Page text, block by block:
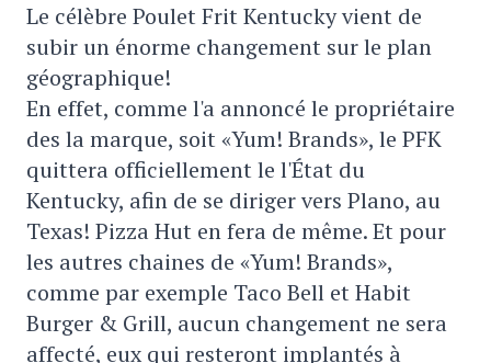
Le célèbre Poulet Frit Kentucky vient de
subir un énorme changement sur le plan
géographique!
En effet, comme l'a annoncé le propriétaire
des la marque, soit «Yum! Brands», le PFK
quittera officiellement le l'État du
Kentucky, afin de se diriger vers Plano, au
Texas! Pizza Hut en fera de même. Et pour
les autres chaines de «Yum! Brands»,
comme par exemple Taco Bell et Habit
Burger & Grill, aucun changement ne sera
affecté, eux qui resteront implantés à